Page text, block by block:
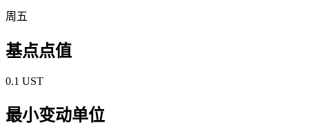
周五
基点点值
0.1 UST
最小变动单位